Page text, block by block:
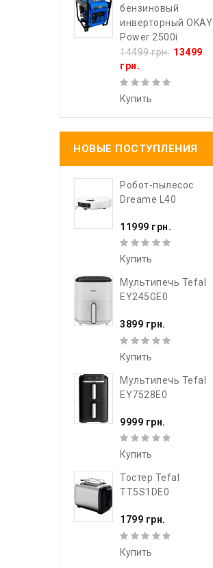
бензиновый
инверторный OKAY
Power 2500i
14499 грн. 13499
грн.
Купить
НОВЫЕ ПОСТУПЛЕНИЯ
Робот-пылесос
Dreame L40
11999 грн.
Купить
Мультипечь Tefal
EY245GE0
3899 грн.
Купить
Мультипечь Tefal
EY7528E0
9999 грн.
Купить
Тостер Tefal
TT5S1DE0
1799 грн.
Купить